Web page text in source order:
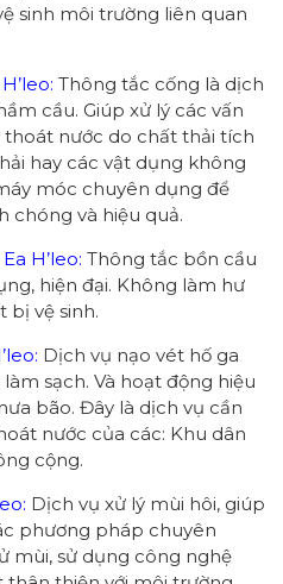
sinh môi trường liên quan
Thông tắc cống là dịch
cầu. Giúp xử lý các vấn
nước do chất thải tích
hay các vật dụng không
móc chuyên dụng để
chóng và hiệu quả.
H’leo: Thông tắc bồn cầu
hiện đại. Không làm hư
bị vệ sinh.
Dịch vụ nạo vét hố ga
sạch. Và hoạt động hiệu
bão. Đây là dịch vụ cần
nước của các: Khu dân
cộng.
Dịch vụ xử lý mùi hôi, giúp
phương pháp chuyên
mùi, sử dụng công nghệ